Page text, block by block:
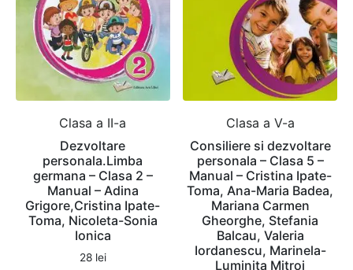
Clasa a II-a
Dezvoltare
personala.Limba
germana – Clasa 2 –
Manual – Adina
Grigore,Cristina Ipate-
Toma, Nicoleta-Sonia
Ionica
28 lei
Clasa a V-a
Consiliere si dezvoltare
personala – Clasa 5 –
Manual – Cristina Ipate-
Toma, Ana-Maria Badea,
Mariana Carmen
Gheorghe, Stefania
Balcau, Valeria
Iordanescu, Marinela-
Luminita Mitroi